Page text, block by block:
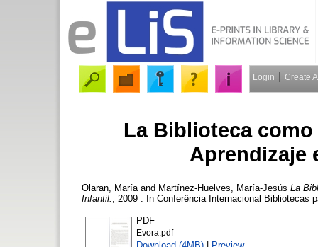
Login Create
La Biblioteca
Aprendizaje
Olaran, María and Martínez-Huelves, María-Jesús La
Infantil.
, 2009 . In Conferência Internacional Bibliotecas
PDF
Evora.pdf